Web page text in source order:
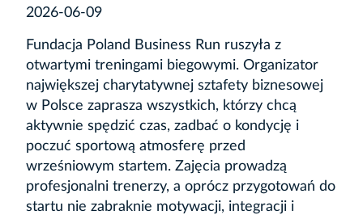
2026-06-09
Fundacja Poland Business Run ruszyła z
otwartymi treningami biegowymi. Organizator
największej charytatywnej sztafety biznesowej
w Polsce zaprasza wszystkich, którzy chcą
aktywnie spędzić czas, zadbać o kondycję i
poczuć sportową atmosferę przed
wrześniowym startem. Zajęcia prowadzą
profesjonalni trenerzy, a oprócz przygotowań do
startu nie zabraknie motywacji, integracji i